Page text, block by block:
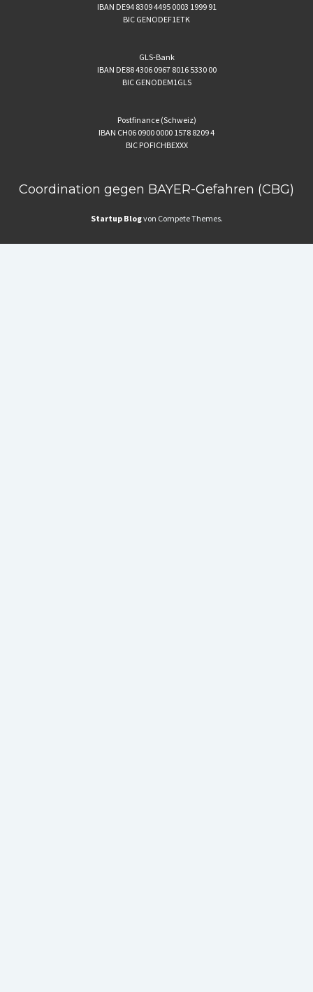
IBAN DE94 8309 4495 0003 1999 91
BIC GENODEF1ETK
GLS-Bank
IBAN DE88 4306 0967 8016 5330 00
BIC GENODEM1GLS
Postfinance (Schweiz)
IBAN CH06 0900 0000 1578 8209 4
BIC POFICHBEXXX
Coordination gegen BAYER-Gefahren (CBG)
Startup Blogvon Compete Themes.